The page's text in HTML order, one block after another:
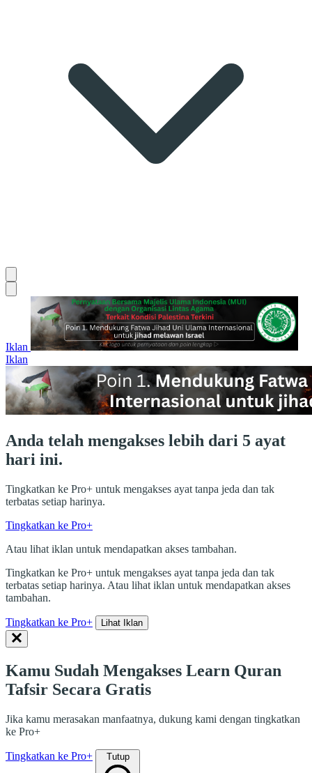
Iklan
Iklan
Anda telah mengakses lebih dari 5 ayat
hari ini.
Tingkatkan ke Pro+ untuk mengakses ayat tanpa jeda dan tak
terbatas setiap harinya.
Tingkatkan ke Pro+
Atau lihat iklan untuk mendapatkan akses tambahan.
Tingkatkan ke Pro+ untuk mengakses ayat tanpa jeda dan tak
terbatas setiap harinya. Atau lihat iklan untuk mendapatkan akses
tambahan.
Tingkatkan ke Pro+ Lihat Iklan
Kamu Sudah Mengakses Learn Quran
Tafsir Secara Gratis
Jika kamu merasakan manfaatnya, dukung kami dengan tingkatkan
ke Pro+
Tingkatkan ke Pro+ Tutup